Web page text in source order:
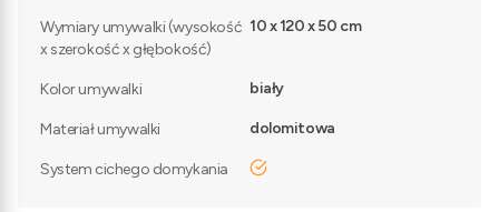
Wymiary umywalki (wysokość
x szerokość x głębokość)
10 x 120 x 50 cm
Kolor umywalki biały
Materiał umywalki dolomitowa
System cichego domykania tak